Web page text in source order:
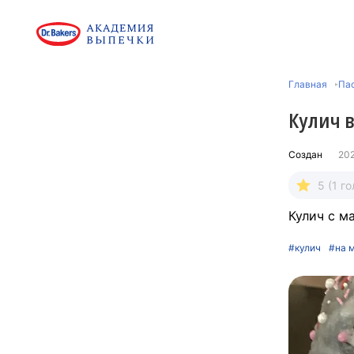
Главная
Кулич
Создан
5 (1
Кулич с
#кулич #на